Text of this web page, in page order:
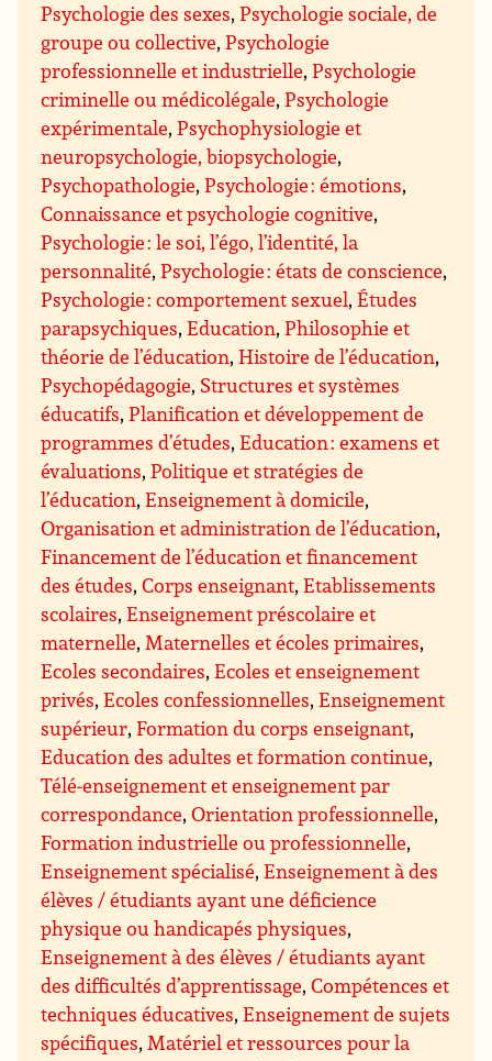
Psychologie des sexes,Psychologie sociale, de
groupe ou collective,Psychologie
professionnelle et industrielle,Psychologie
criminelle ou médicolégale,Psychologie
expérimentale,Psychophysiologie et
neuropsychologie, biopsychologie,
Psychopathologie,Psychologie : émotions,
Connaissance et psychologie cognitive,
Psychologie : le soi, l’égo, l’identité, la
personnalité,Psychologie : états de conscience,
Psychologie : comportement sexuel,Études
parapsychiques,Education,Philosophie et
théorie de l’éducation,Histoire de l’éducation,
Psychopédagogie, Structures et systèmes
éducatifs,Planification et développement de
programmes d’études,Education : examens et
évaluations,Politique et stratégies de
l’éducation,Enseignement à domicile,
Organisation et administration de l’éducation,
Financement de l’éducation et financement
des études,Corps enseignant,Etablissements
scolaires,Enseignement préscolaire et
maternelle,Maternelles et écoles primaires,
Ecoles secondaires,Ecoles et enseignement
privés,Ecoles confessionnelles,Enseignement
supérieur,Formation du corps enseignant,
Education des adultes et formation continue,
Télé-enseignement et enseignement par
correspondance,Orientation professionnelle,
Formation industrielle ou professionnelle,
Enseignement spécialisé,Enseignement à des
élèves / étudiants ayant une déficience
physique ou handicapés physiques,
Enseignement à des élèves / étudiants ayant
des difficultés d’apprentissage,Compétences et
techniques éducatives,Enseignement de sujets
spécifiques,Matériel et ressources pour la